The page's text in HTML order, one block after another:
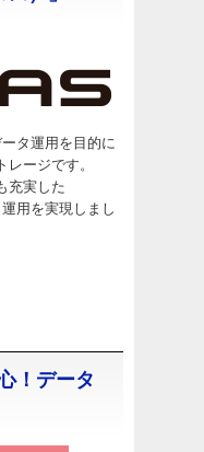
タ運用を目的に
ージです。
充実した
用を実現しまし
！データ